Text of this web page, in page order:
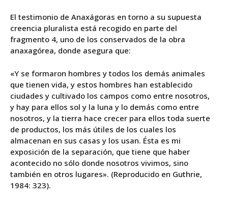
El testimonio de Anaxágoras en torno a su supuesta
creencia pluralista está recogido en parte del
fragmento 4, uno de los conservados de la obra
anaxagórea, donde asegura que:
«Y se formaron hombres y todos los demás animales
que tienen vida, y estos hombres han establecido
ciudades y cultivado los campos como entre nosotros,
y hay para ellos sol y la luna y lo demás como entre
nosotros, y la tierra hace crecer para ellos toda suerte
de productos, los más útiles de los cuales los
almacenan en sus casas y los usan. Ésta es mi
exposición de la separación, que tiene que haber
acontecido no sólo donde nosotros vivimos, sino
también en otros lugares». (Reproducido en Guthrie,
1984: 323).